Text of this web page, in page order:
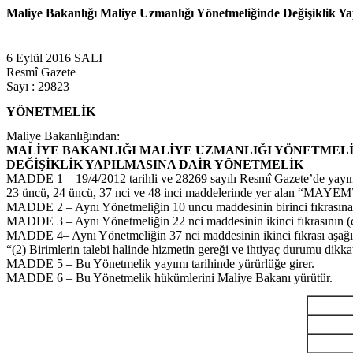
Maliye Bakanlığı Maliye Uzmanlığı Yönetmeliğinde Değişiklik
6 Eylül 2016 SALI
Resmî Gazete
Sayı : 29823
YÖNETMELİK
Maliye Bakanlığından:
MALİYE BAKANLIĞI MALİYE UZMANLIĞI
DEĞİŞİKLİK YAPILMASINA DAİR YÖNETMELİK
MADDE 1 – 19/4/2012 tarihli ve 28269 sayılı Resmî Gazete’de
23 üncü, 24 üncü, 37 nci ve 48 inci maddelerinde yer alan
MADDE 2 – Aynı Yönetmeliğin 10 uncu maddesinin birinci
MADDE 3 – Aynı Yönetmeliğin 22 nci maddesinin ikinci fıkrasının
MADDE 4– Aynı Yönetmeliğin 37 nci maddesinin ikinci fıkrası
“(2) Birimlerin talebi halinde hizmetin gereği ve ihtiyaç durumu
MADDE 5 – Bu Yönetmelik yayımı tarihinde yürürlüğe girer.
MADDE 6 – Bu Yönetmelik hükümlerini Maliye Bakanı yürütür.